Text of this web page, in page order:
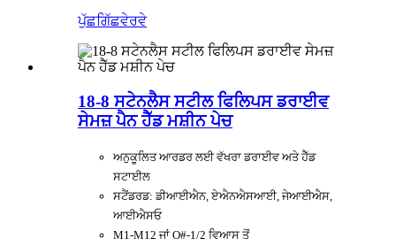
ਪੁੱਛਗਿੱਛਵੇਰਵੇ
18-8 ਸਟੇਨਲੈਸ ਸਟੀਲ ਫਿਲਿਪਸ ਡਰਾਈਵ
ਸੇਮਜ਼ ਪੈਨ ਹੈੱਡ ਮਸ਼ੀਨ ਪੇਚ
ਅਨੁਕੂਲਿਤ ਆਰਡਰ ਲਈ ਵੱਖਰਾ ਡਰਾਈਵ ਅਤੇ ਹੈੱਡ
ਸਟਾਈਲ
ਸਟੈਂਡਰਡ: ਡੀਆਈਐਨ, ਏਐਨਐਸਆਈ, ਜੇਆਈਐਸ,
ਆਈਐਸਓ
M1-M12 ਜਾਂ O#-1/2 ਵਿਆਸ ਤੋਂ